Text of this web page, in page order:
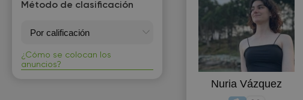
Nuria Vázquez
Método de clasificación
¿Cómo se colocan los
anuncios?